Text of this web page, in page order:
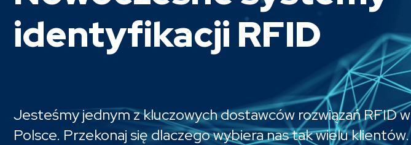
identyfikacji RFID
Jesteśmy jednym z kluczowych dostawców rozwiązań RFID w
Polsce. Przekonaj się dlaczego wybiera nas tak wielu klientów.